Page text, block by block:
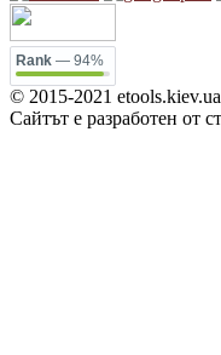
Rank — 94%
© 2015-2021
Сайтът е разработен от